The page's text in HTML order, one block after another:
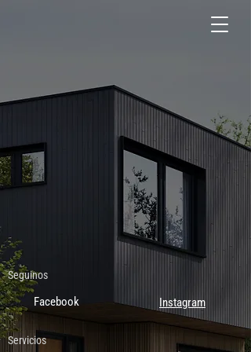
Seguinos
Facebook Instagram
Servicios